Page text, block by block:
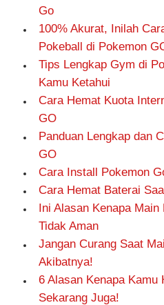
Go
100% Akurat, Inilah
Pokeball di Pokemon
Tips Lengkap Gym di
Kamu Ketahui
Cara Hemat Kuota
GO
Panduan Lengkap dan
GO
Cara Install Pokemon
Cara Hemat Baterai
Ini Alasan Kenapa
Tidak Aman
Jangan Curang Saat
Akibatnya!
6 Alasan Kenapa
Sekarang Juga!